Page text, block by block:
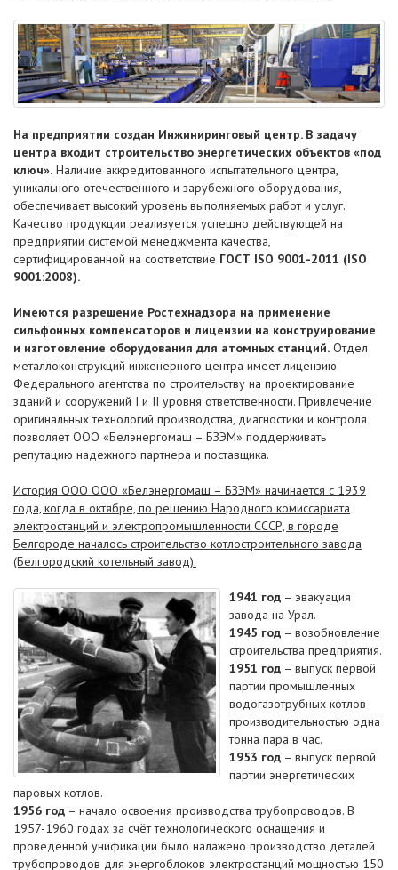
На предприятии создан Инжиниринговый центр. В задачу
центра входит строительство энергетических объектов «под
ключ». Наличие аккредитованного испытательного центра,
уникального отечественного и зарубежного оборудования,
обеспечивает высокий уровень выполняемых работ и услуг.
Качество продукции реализуется успешно действующей на
предприятии системой менеджмента качества,
сертифицированной на соответствие ГОСТ ISO 9001-2011 (ISO
9001:2008).
Имеются разрешение Ростехнадзора на применение
сильфонных компенсаторов и лицензии на конструирование
и изготовление оборудования для атомных станций. Отдел
металлоконструкций инженерного центра имеет лицензию
Федерального агентства по строительству на проектирование
зданий и сооружений I и II уровня ответственности. Привлечение
оригинальных технологий производства, диагностики и контроля
позволяет ООО «Белэнергомаш – БЗЭМ» поддерживать
репутацию надежного партнера и поставщика.
История ООО ООО «Белэнергомаш – БЗЭМ» начинается с 1939
года, когда в октябре, по решению Народного комиссариата
электростанций и электропромышленности СССР, в городе
Белгороде началось строительство котлостроительного завода
(Белгородский котельный завод).
1941 год – эвакуация
завода на Урал.
1945 год – возобновление
строительства предприятия.
1951 год – выпуск первой
партии промышленных
водогазотрубных котлов
производительностью одна
тонна пара в час.
1953 год – выпуск первой
партии энергетических
паровых котлов.
1956 год – начало освоения производства трубопроводов. В
1957-1960 годах за счёт технологического оснащения и
проведенной унификации было налажено производство деталей
трубопроводов для энергоблоков электростанций мощностью 150